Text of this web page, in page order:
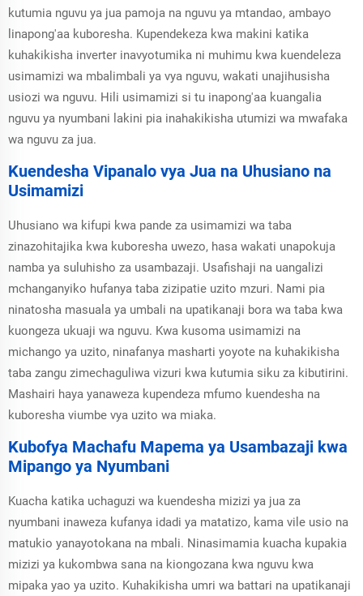
kutumia nguvu ya jua pamoja na nguvu ya mtandao, ambayo
linapong'aa kuboresha. Kupendekeza kwa makini katika
kuhakikisha inverter inavyotumika ni muhimu kwa kuendeleza
usimamizi wa mbalimbali ya vya nguvu, wakati unajihusisha
usiozi wa nguvu. Hili usimamizi si tu inapong'aa kuangalia
nguvu ya nyumbani lakini pia inahakikisha utumizi wa mwafaka
wa nguvu za jua.
Kuendesha Vipanalo vya Jua na Uhusiano na
Usimamizi
Uhusiano wa kifupi kwa pande za usimamizi wa taba
zinazohitajika kwa kuboresha uwezo, hasa wakati unapokuja
namba ya suluhisho za usambazaji. Usafishaji na uangalizi
mchanganyiko hufanya taba zizipatie uzito mzuri. Nami pia
ninatosha masuala ya umbali na upatikanaji bora wa taba kwa
kuongeza ukuaji wa nguvu. Kwa kusoma usimamizi na
michango ya uzito, ninafanya masharti yoyote na kuhakikisha
taba zangu zimechaguliwa vizuri kwa kutumia siku za kibutirini.
Mashairi haya yanaweza kupendeza mfumo kuendesha na
kuboresha viumbe vya uzito wa miaka.
Kubofya Machafu Mapema ya Usambazaji kwa
Mipango ya Nyumbani
Kuacha katika uchaguzi wa kuendesha mizizi ya jua za
nyumbani inaweza kufanya idadi ya matatizo, kama vile usio na
matukio yanayotokana na mbali. Ninasimamia kuacha kupakia
mizizi ya kukombwa sana na kiongozana kwa nguvu kwa
mipaka yao ya uzito. Kuhakikisha umri wa battari na upatikanaji